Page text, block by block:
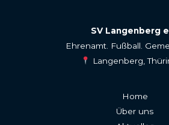
SV Langenberg
Ehrenamt. Fußball.
Langenberg,
Home
Über uns